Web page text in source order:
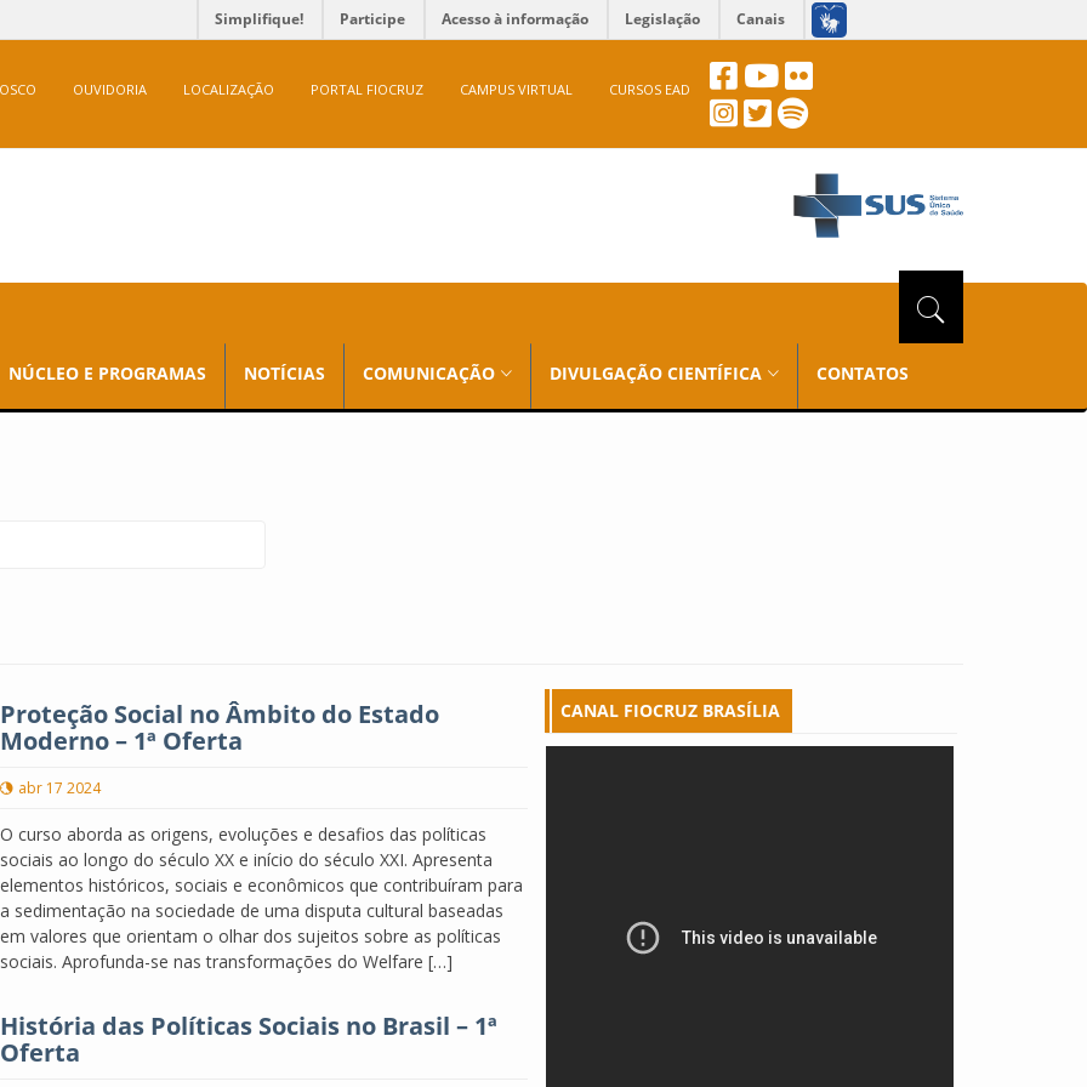
Simplifique! Participe Acesso à informação Legislação Canais
OUVIDORIA LOCALIZAÇÃO PORTAL FIOCRUZ CAMPUS VIRTUAL CURSOS EAD
NÚCLEO E PROGRAMAS NOTÍCIAS COMUNICAÇÃO DIVULGAÇÃO CIENTÍFICA CONTATOS
Proteção Social no Âmbito do Estado
Moderno – 1ª Oferta
abr 17 2024
O curso aborda as origens, evoluções e desafios das políticas
sociais ao longo do século XX e início do século XXI. Apresenta
elementos históricos, sociais e econômicos que contribuíram para
a sedimentação na sociedade de uma disputa cultural baseadas
em valores que orientam o olhar dos sujeitos sobre as políticas
sociais. Aprofunda-se nas transformações do Welfare […]
História das Políticas Sociais no Brasil – 1ª
Oferta
CANAL FIOCRUZ BRASÍLIA